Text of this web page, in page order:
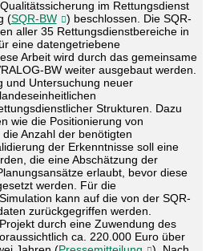
im Rettungsdienst
(SQR-BW
) beschlossen. Die SQR-
aller 35 Rettungsdienstbereiche in
eine datengetriebene
Arbeit wird durch das gemeinsame
BW weiter ausgebaut werden.
und Untersuchung neuer
Strukturen. Dazu
wie die Positionierung von
Anzahl der benötigten
der Erkenntnisse soll eine
die eine Abschätzung der
erlaubt, bevor diese
werden. Für die
kann auf die von der SQR-
zurückgegriffen werden.
durch eine Zuwendung des
ca. 220.000 Euro über